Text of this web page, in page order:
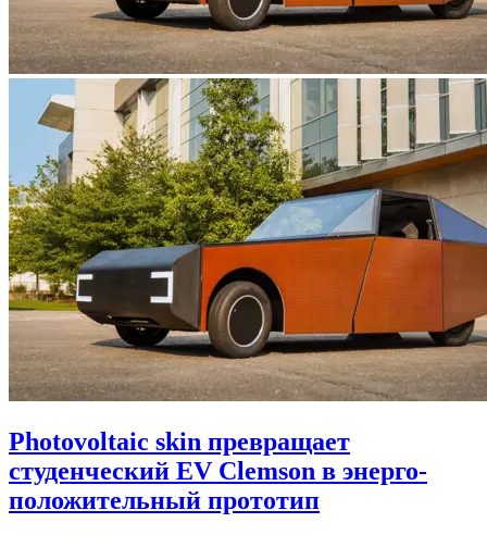
Photovoltaic skin превращает
студенческий EV Clemson в энерго-
положительный прототип